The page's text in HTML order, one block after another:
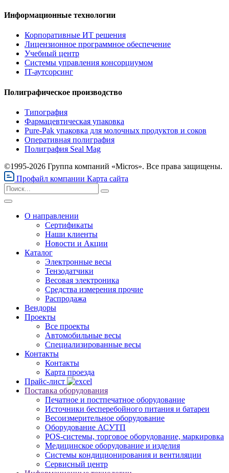
Информационные технологии
Корпоративные ИТ решения
Лицензионное программное обеспечение
Учебный центр
Системы управления консорциумом
IT-аутсорсинг
Полиграфическое производство
Типография
Фармацевтическая упаковка
Pure-Pak упаковка для молочных продуктов и соков
Оперативная полиграфия
Полиграфия Seal Mag
©1995-2026 Группа компаний «Micros». Все права защищены.
Профайл компании Карта сайта
О направлении
Сертификаты
Наши клиенты
Новости и Акции
Каталог
Электронные весы
Тензодатчики
Весовая электроника
Средства измерения прочие
Распродажа
Вендоры
Проекты
Все проекты
Автомобильные весы
Специализированные весы
Контакты
Контакты
Карта проезда
Прайс-лист
Поставка оборудования
Печатное и постпечатное оборудование
Источники бесперебойного питания и батареи
Весоизмерительное оборудование
Оборудование АСУТП
POS-системы, торговое оборудование, маркировка
Медицинское оборудование и изделия
Системы кондиционирования и вентиляции
Сервисный центр